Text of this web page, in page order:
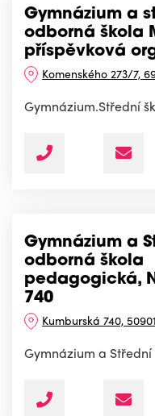
Gymnázium a
odborná škola
příspěvková
Komenského 273/7,
Gymnázium.Střední
Gymnázium a
odborná škola
pedagogická,
740
Kumburská 740,
Gymnázium a